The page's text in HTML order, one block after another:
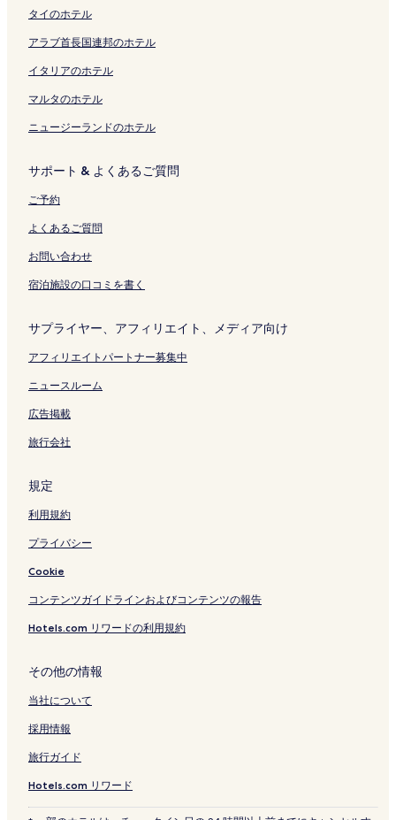
タイのホテル
アラブ首長国連邦のホテル
イタリアのホテル
マルタのホテル
ニュージーランドのホテル
サポート & よくあるご質問
ご予約
よくあるご質問
お問い合わせ
宿泊施設の口コミを書く
サプライヤー、アフィリエイト、メディア向け
アフィリエイトパートナー募集中
ニュースルーム
広告掲載
旅行会社
規定
利用規約
プライバシー
Cookie
コンテンツガイドラインおよびコンテンツの報告
Hotels.com リワードの利用規約
その他の情報
当社について
採用情報
旅行ガイド
Hotels.com リワード